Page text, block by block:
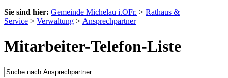
Sie sind hier: Gemeinde Michelau i.OFr. > Rathaus &
Service > Verwaltung > Ansprechpartner
Mitarbeiter-Telefon-Liste